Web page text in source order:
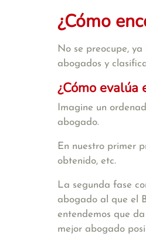
¿Cómo
No se preocupe,
abogados y
¿Cómo evalúa
Imagine un
abogado.
En nuestro primer
obtenido, etc.
La segunda fase
abogado al que el
entendemos que
mejor abogado